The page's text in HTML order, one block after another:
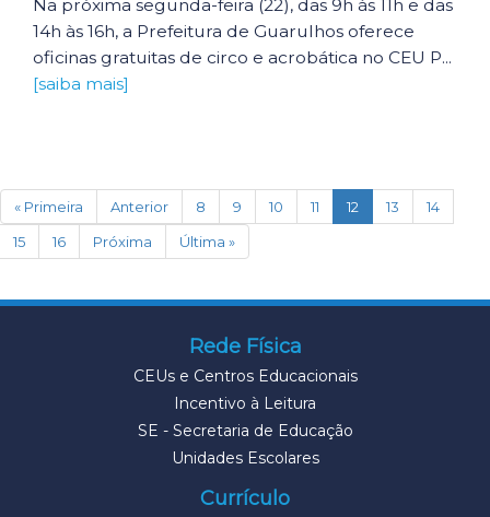
Na próxima segunda-feira (22), das 9h às 11h e das
14h às 16h, a Prefeitura de Guarulhos oferece
oficinas gratuitas de circo e acrobática no CEU P...
[saiba mais]
« Primeira Anterior 8 9 10 11 12 (current)
13
14
15
16 Próxima Última »
Rede Física
CEUs e Centros Educacionais
Incentivo à Leitura
SE - Secretaria de Educação
Unidades Escolares
Currículo